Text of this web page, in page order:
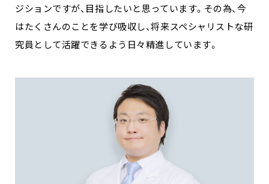
ジションですが、目指したいと思っています。その為、今
はたくさんのことを学び吸収し、将来スペシャリストな研
究員として活躍できるよう日々精進しています。